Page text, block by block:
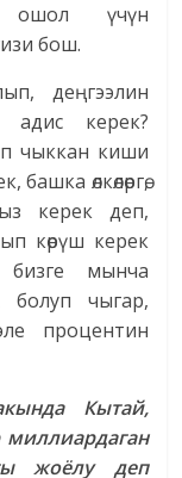
ошол үчүн
бош.
деңгээлин
адис керек?
чыккан киши
өлкөлөргө,
керек деп,
көрүш керек
мынча
болуп чыгар,
процентин
Кытай,
жоёлу деп